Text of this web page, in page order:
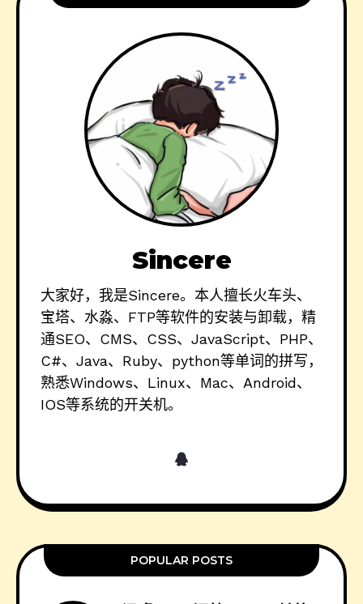
Sincere
大家好，我是Sincere。本人擅长火车头、
宝塔、水淼、FTP等软件的安装与卸载，精
通SEO、CMS、CSS、JavaScript、PHP、
C#、Java、Ruby、python等单词的拼写，
熟悉Windows、Linux、Mac、Android、
IOS等系统的开关机。
POPULAR POSTS